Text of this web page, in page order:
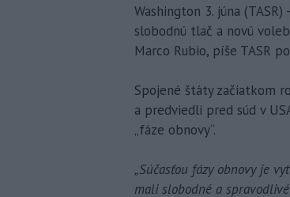
Washington 3. júna
slobodnú tlač a novú
Marco Rubio, píše TASR
Spojené štáty začiatkom
a predviedli pred súd v
„fáze obnovy“.
„Súčasťou fázy obnovy je
mali slobodné a